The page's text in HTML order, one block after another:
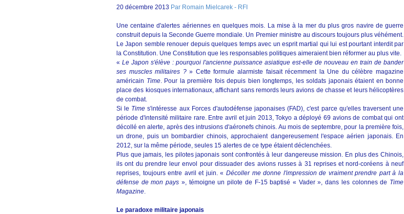
20 décembre 2013 Par Romain Mielcarek - RFI
Une centaine d'alertes aériennes en quelques mois. La mise à la mer du plus gros navire de guerre
construit depuis la Seconde Guerre mondiale. Un Premier ministre au discours toujours plus véhément.
Le Japon semble renouer depuis quelques temps avec un esprit martial qui lui est pourtant interdit par
la Constitution. Une Constitution que les responsables politiques aimeraient bien réformer au plus vite.
« Le Japon s'élève : pourquoi l'ancienne puissance asiatique est-elle de nouveau en train de bander
ses muscles militaires ?» Cette formule alarmiste faisait récemment la Une du célèbre magazine
américain Time. Pour la première fois depuis bien longtemps, les soldats japonais étaient en bonne
place des kiosques internationaux, affichant sans remords leurs avions de chasse et leurs hélicoptères
de combat.
Si le Time s'intéresse aux Forces d'autodéfense japonaises (FAD), c'est parce qu'elles traversent une
période d'intensité militaire rare. Entre avril et juin 2013, Tokyo a déployé 69 avions de combat qui ont
décollé en alerte, après des intrusions d'aéronefs chinois. Au mois de septembre, pour la première fois,
un drone, puis un bombardier chinois, approchaient dangereusement l'espace aérien japonais. En
2012, sur la même période, seules 15 alertes de ce type étaient déclenchées.
Plus que jamais, les pilotes japonais sont confrontés à leur dangereuse mission. En plus des Chinois,
ils ont du prendre leur envol pour dissuader des avions russes à 31 reprises et nord-coréens à neuf
reprises, toujours entre avril et juin. « Décoller me donne l'impression de vraiment prendre part à la
défense de mon pays », témoigne un pilote de F-15 baptisé « Vader », dans les colonnes de Time
Magazine.
Le paradoxe militaire japonais